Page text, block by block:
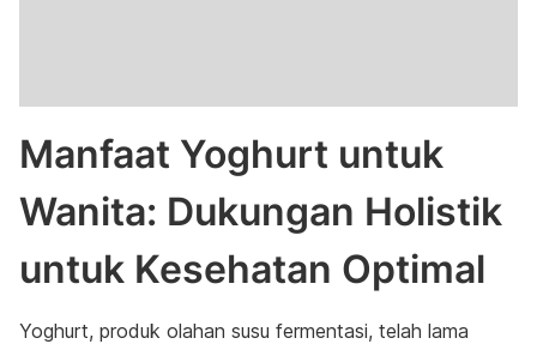
Manfaat Yoghurt untuk
Wanita: Dukungan Holistik
untuk Kesehatan Optimal
Yoghurt, produk olahan susu fermentasi, telah lama